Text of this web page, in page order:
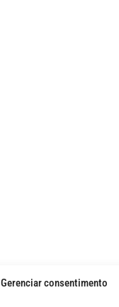
Gerenciar consentimento